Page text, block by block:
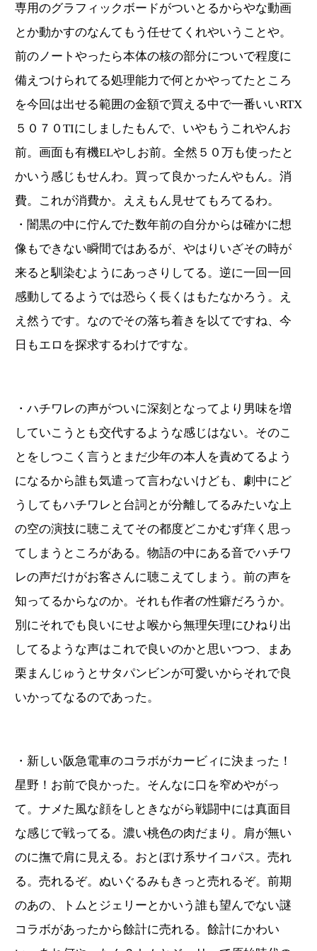
専用のグラフィックボードがついとるからやな動画
とか動かすのなんてもう任せてくれやいうことや。
前のノートやったら本体の核の部分についで程度に
備えつけられてる処理能力で何とかやってたところ
を今回は出せる範囲の金額で買える中で一番いいRTX
５０７０TIにしましたもんで、いやもうこれやんお
前。画面も有機ELやしお前。全然５０万も使ったと
かいう感じもせんわ。買って良かったんやもん。消
費。これが消費か。ええもん見せてもろてるわ。
・闇黒の中に佇んでた数年前の自分からは確かに想
像もできない瞬間ではあるが、やはりいざその時が
来ると馴染むようにあっさりしてる。逆に一回一回
感動してるようでは恐らく長くはもたなかろう。え
え然うです。なのでその落ち着きを以てですね、今
日もエロを探求するわけですな。
・ハチワレの声がついに深刻となってより男味を増
していこうとも交代するような感じはない。そのこ
とをしつこく言うとまだ少年の本人を責めてるよう
になるから誰も気遣って言わないけども、劇中にど
うしてもハチワレと台詞とが分離してるみたいな上
の空の演技に聴こえてその都度どこかむず痒く思っ
てしまうところがある。物語の中にある音でハチワ
レの声だけがお客さんに聴こえてしまう。前の声を
知ってるからなのか。それも作者の性癖だろうか。
別にそれでも良いにせよ喉から無理矢理にひねり出
してるような声はこれで良いのかと思いつつ、まあ
栗まんじゅうとサタパンビンが可愛いからそれで良
いかってなるのであった。
・新しい阪急電車のコラボがカービィに決まった！
星野！お前で良かった。そんなに口を窄めやがっ
て。ナメた風な顔をしときながら戦闘中には真面目
な感じで戦ってる。濃い桃色の肉だまり。肩が無い
のに撫で肩に見える。おとぼけ系サイコパス。売れ
る。売れるぞ。ぬいぐるみもきっと売れるぞ。前期
のあの、トムとジェリーとかいう誰も望んでない謎
コラボがあったから餘計に売れる。餘計にかわい